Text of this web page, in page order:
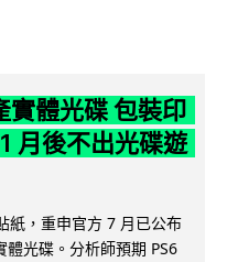
體光碟 包裝印
月後不出光碟遊
紙，重申官方 7 月已公布
光碟。分析師預期 PS6